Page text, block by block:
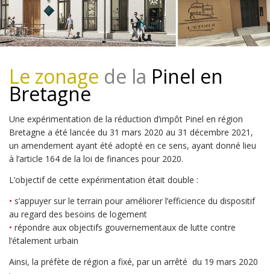
Le zonage de la Pinel en
Bretagne
Une expérimentation de la réduction d’impôt Pinel en région
Bretagne a été lancée du 31 mars 2020 au 31 décembre 2021,
un amendement ayant été adopté en ce sens, ayant donné lieu
à l’article 164 de la loi de finances pour 2020.
L’objectif de cette expérimentation était double :
• s’appuyer sur le terrain pour améliorer l’efficience du dispositif
au regard des besoins de logement
• répondre aux objectifs gouvernementaux de lutte contre
l’étalement urbain
Ainsi, la préfète de région a fixé, par un arrêté du 19 mars 2020